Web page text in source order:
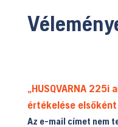
„HUSQVARNA
értékelése elsőként
Az e-mail címet nem